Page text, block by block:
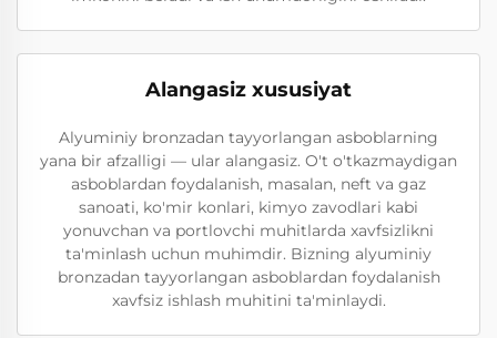
Alangasiz xususiyat
Alyuminiy bronzadan tayyorlangan asboblarning
yana bir afzalligi — ular alangasiz. O't o'tkazmaydigan
asboblardan foydalanish, masalan, neft va gaz
sanoati, ko'mir konlari, kimyo zavodlari kabi
yonuvchan va portlovchi muhitlarda xavfsizlikni
ta'minlash uchun muhimdir. Bizning alyuminiy
bronzadan tayyorlangan asboblardan foydalanish
xavfsiz ishlash muhitini ta'minlaydi.